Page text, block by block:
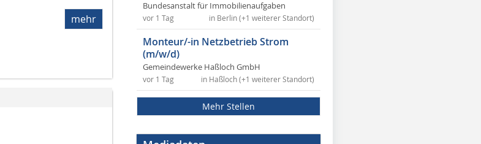
mehr
Bundesanstalt für Immobilienaufgaben
in Berlin (+1 weiterer Standort)
vor 1 Tag
Monteur/-in Netzbetrieb Strom
(m/w/d)
Gemeindewerke Haßloch GmbH
in Haßloch (+1 weiterer Standort)
vor 1 Tag
Mehr Stellen